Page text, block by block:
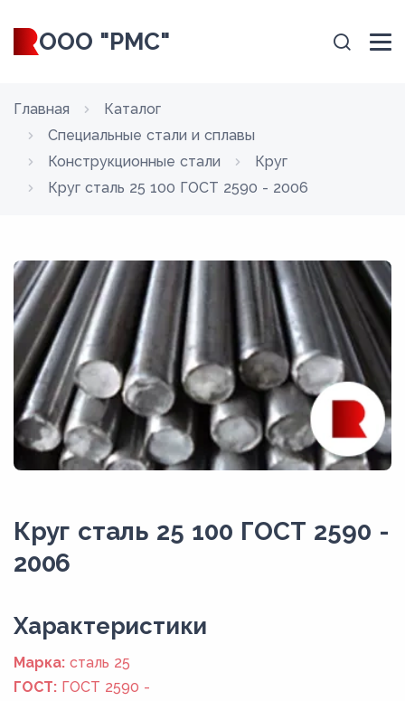
ООО "РМС"
Главная
Каталог
Специальные стали и сплавы
Конструкционные стали
Круг
Круг сталь 25 100 ГОСТ 2590 - 2006
Круг сталь 25 100 ГОСТ 2590 -
2006
Xарактеристики
Марка: сталь 25
ГОСТ: ГОСТ 2590 -